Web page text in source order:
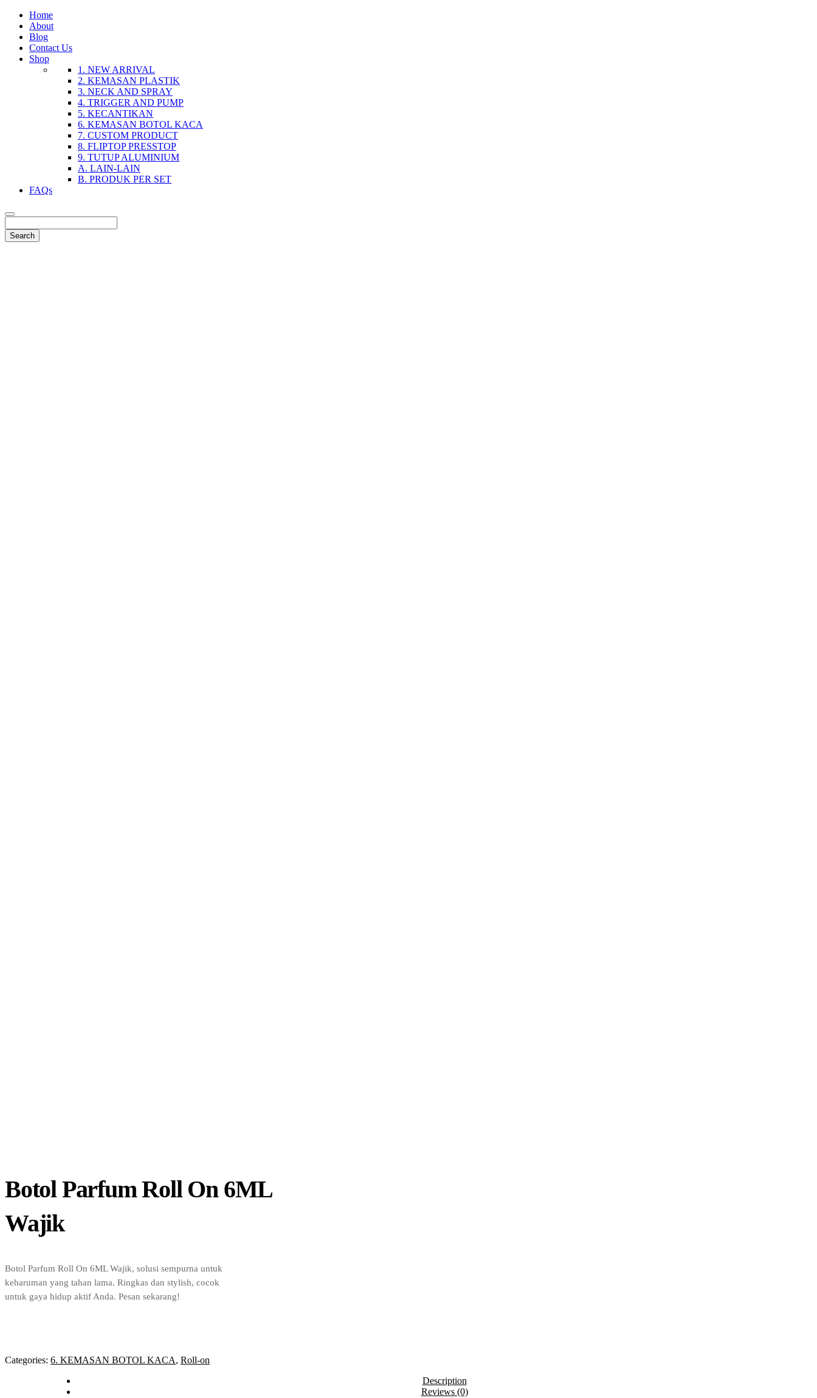
Home
About
Blog
Contact Us
Shop
1. NEW ARRIVAL
2. KEMASAN PLASTIK
3. NECK AND SPRAY
4. TRIGGER AND PUMP
5. KECANTIKAN
6. KEMASAN BOTOL KACA
7. CUSTOM PRODUCT
8. FLIPTOP PRESSTOP
9. TUTUP ALUMINIUM
A. LAIN-LAIN
B. PRODUK PER SET
FAQs
Botol Parfum Roll On 6ML
Wajik
Botol Parfum Roll On 6ML Wajik, solusi sempurna untuk
keharuman yang tahan lama. Ringkas dan stylish, cocok
untuk gaya hidup aktif Anda. Pesan sekarang!
Categories: 6. KEMASAN BOTOL KACA, Roll-on
Description
Reviews (0)